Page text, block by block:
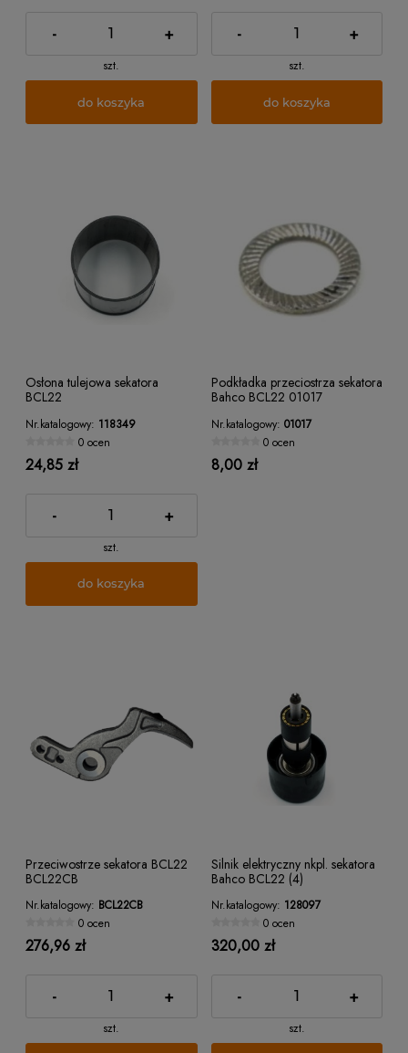
- +
szt.
do koszyka
- +
szt.
do koszyka
Osłona tulejowa sekatora
BCL22
Nr.katalogowy: 118349
0 ocen
24,85 zł
- +
szt.
do koszyka
Podkładka przeciostrza sekatora
Bahco BCL22 01017
Nr.katalogowy: 01017
0 ocen
8,00 zł
Przeciwostrze sekatora BCL22
BCL22CB
Nr.katalogowy: BCL22CB
0 ocen
276,96 zł
- +
szt.
Silnik elektryczny nkpl. sekatora
Bahco BCL22 (4)
Nr.katalogowy: 128097
0 ocen
320,00 zł
- +
szt.